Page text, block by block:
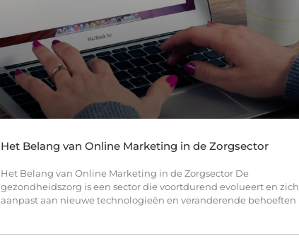
Het Belang van Online Marketing in de Zorgsector
Het Belang van Online Marketing in de Zorgsector De
gezondheidszorg is een sector die voortdurend evolueert en zich
aanpast aan nieuwe technologieën en veranderende behoeften